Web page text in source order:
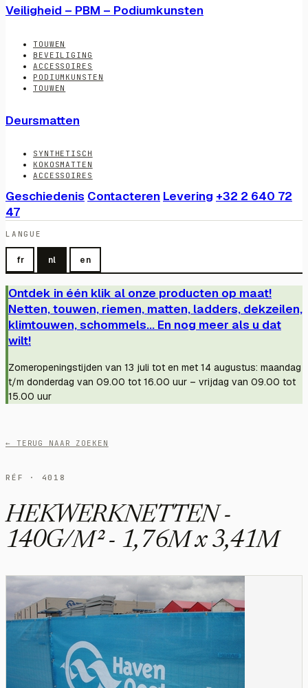
Veiligheid – PBM – Podiumkunsten
TOUWEN
BEVEILIGING
ACCESSOIRES
PODIUMKUNSTEN
TOUWEN
Deursmatten
SYNTHETISCH
KOKOSMATTEN
ACCESSOIRES
Geschiedenis Contacteren Levering +32 2 640 72
47
LANGUE
fr nl en
Ontdek in één klik al onze producten op maat!
Netten, touwen, riemen, matten, ladders, dekzeilen,
klimtouwen, schommels... En nog meer als u dat
wilt!
Zomeropeningstijden van 13 juli tot en met 14 augustus: maandag
t/m donderdag van 09.00 tot 16.00 uur – vrijdag van 09.00 tot
15.00 uur
← TERUG NAAR ZOEKEN
RÉF · 4018
HEKWERKNETTEN -
140G/M² - 1,76M x 3,41M